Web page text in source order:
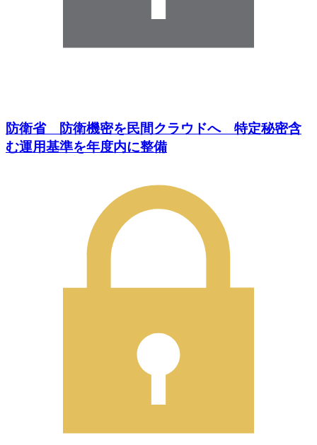
防衛省 防衛機密を民間クラウドへ 特定秘密含
む運用基準を年度内に整備